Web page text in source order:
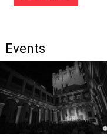
Events